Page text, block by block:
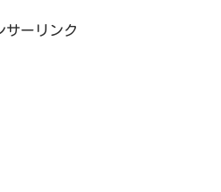
サーリンク